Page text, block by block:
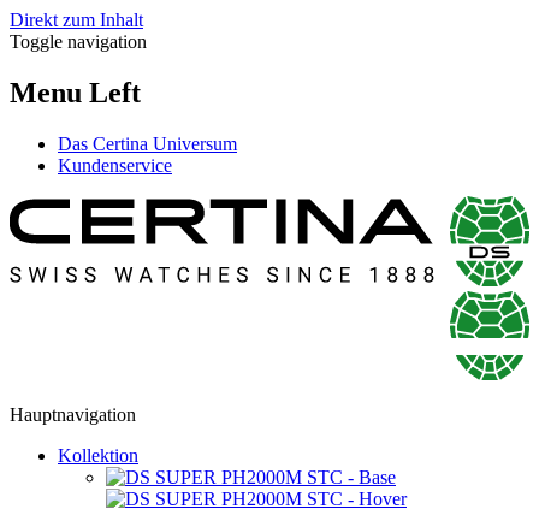
Direkt zum Inhalt
Toggle navigation
Menu Left
Das Certina Universum
Kundenservice
Hauptnavigation
Kollektion